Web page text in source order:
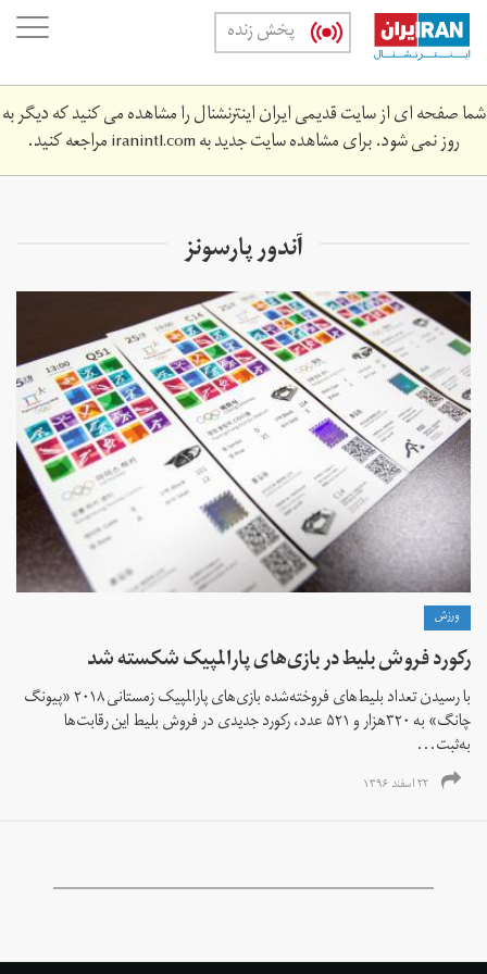
Skip
main
content
پخش زنده
شما صفحه ای از سایت قدیمی ایران اینترنشنال را مشاهده می کنید که دیگر به
روز نمی شود. برای مشاهده سایت جدید بهiranintl.comمراجعه کنید.
آندور پارسونز
ورزش
رکورد فروش بلیط در بازی‌های پارالمپیک شکسته شد
با رسیدن تعداد بلیط‌‌های فروخته‌شده بازی‌های پارالمپیک زمستانی ۲۰۱۸ «پیونگ
چانگ» به ۳۲۰هزار و ۵۲۱ عدد، رکورد جدیدی در فروش بلیط این رقابت‌ها
به‌ثبت...
۲۲ اسفند ۱۳۹۶